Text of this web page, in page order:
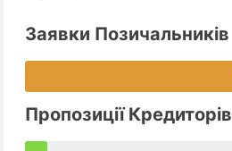
Заявки Позичальників
Пропозиції Кредиторів